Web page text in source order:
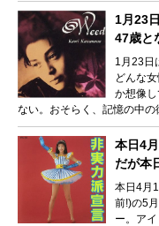
1月23
47歳と
1月23日
どんな
か想像
ない。おそらく、記憶の中の
本日4
だが本
本日4月
前!)の5
ー。ア